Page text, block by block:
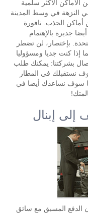
الأماكن الأكثر سلمية
النزهة في وسط المدينة
أماكن الجذب. نافورة
جديرة بالإهتمام
بإختصار، لن تضطر
إذا كنت جديا ومسؤوليا
بشركتنا: يمكنك طلب
نستقبلك في المطار
سوف نساعدك أيضا في
إلى إبنال
الدفع المسبق مع سائق